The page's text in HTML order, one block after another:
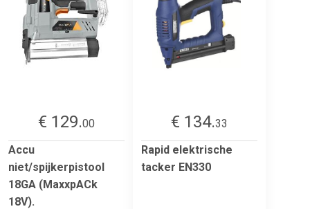
€ 129.00
Accu
niet/spijkerpistool
18GA (MaxxpACk
18V).
€ 134.33
Rapid elektrische
tacker EN330